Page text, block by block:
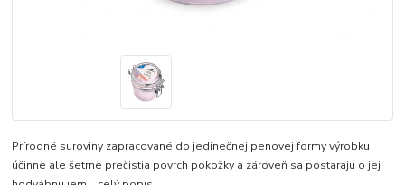
Prírodné suroviny zapracované do jedinečnej penovej formy výrobku
účinne ale šetrne prečistia povrch pokožky a zároveň sa postarajú o jej